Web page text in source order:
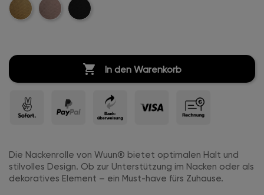
Cord
Mustard-Rosa-
Schwarz-
 In den Warenkorb
Die Nackenrolle von Wuun® bietet optimalen Halt und
stilvolles Design. Ob zur Unterstützung im Nacken oder als
dekoratives Element – ein Must-have fürs Zuhause.